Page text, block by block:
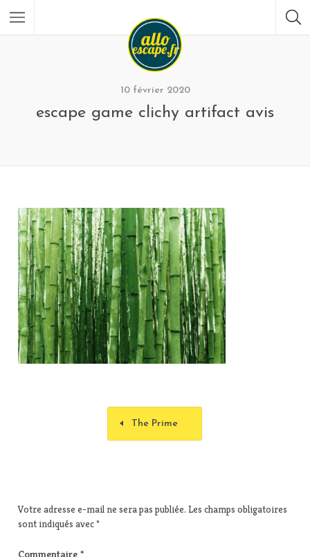
10 février 2020
escape game clichy artifact avis
The Prime
Votre adresse e-mail ne sera pas publiée. Les champs obligatoires
sont indiqués avec*
Commentaire *